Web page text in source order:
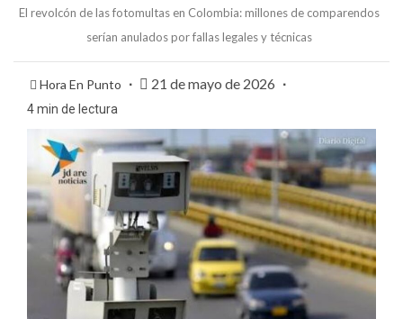
El revolcón de las fotomultas en Colombia: millones de comparendos
serían anulados por fallas legales y técnicas
Hora En Punto 21 de mayo de 2026
4 min de lectura